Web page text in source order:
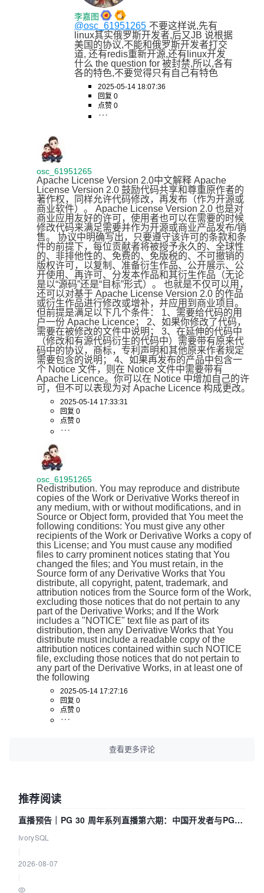
李嘉图
@osc_61951265 不要这样说,先有
linux其实俄罗斯开发者,后又JB 说根据
美国的协议,不能和俄罗斯开发者打交
道, 还有redis重新开源,还有linux开发
什么 the question for 被封禁,所以,各有
各的特色,不要觉得只有自己有特色
2025-05-14 18:07:36
回复 0
点赞 0
osc_61951265
Apache License Version 2.0中文解释 Apache
License Version 2.0 鼓励代码共享和尊重原作者的
著作权，同样允许代码修改，再发布（作为开源或
商业软件）。 Apache License Version 2.0 也是对
商业应用友好的许可，使用者也可以在需要的时候
修改代码来满足需要并作为开源或商业产品发布/销
售。 协议中明确写出，只要遵守该许可的条款和条
件的前提下，每位贡献者将被授予永久的、全球性
的、非排他性的、免费的、免版税的、不可撤销的
版权许可，以复制、准备衍生作品、公开展示、公
开使用、再许可、分发本作品和其衍生作品（无论
是以“源码”还是“目标”形式）。 也就是不仅可以用，
还可以对基于 Apache License Version 2.0 的作品
或衍生作品进行修改或增补，并应用到商业项目。
但前提是满足以下几个条件： 1、需要给代码的用
户一份 Apache Licence； 2、如果你修改了代码，
需要在被修改的文件中说明； 3、在延伸的代码中
（修改和有源代码衍生的代码中）需要带有原来代
码中的协议，商标，专利声明和其他原来作者规定
需要包含的说明； 4、如果再发布的产品中包含一
个 Notice 文件，则在 Notice 文件中需要带有
Apache Licence。你可以在 Notice 中增加自己的许
可，但不可以表现为对 Apache Licence 构成更改。
2025-05-14 17:33:31
回复 0
点赞 0
osc_61951265
Redistribution. You may reproduce and distribute
copies of the Work or Derivative Works thereof in
any medium, with or without modifications, and in
Source or Object form, provided that You meet the
following conditions: You must give any other
recipients of the Work or Derivative Works a copy of
this License; and You must cause any modified
files to carry prominent notices stating that You
changed the files; and You must retain, in the
Source form of any Derivative Works that You
distribute, all copyright, patent, trademark, and
attribution notices from the Source form of the Work,
excluding those notices that do not pertain to any
part of the Derivative Works; and If the Work
includes a "NOTICE" text file as part of its
distribution, then any Derivative Works that You
distribute must include a readable copy of the
attribution notices contained within such NOTICE
file, excluding those notices that do not pertain to
any part of the Derivative Works, in at least one of
the following
2025-05-14 17:27:16
回复 0
点赞 0
查看更多评论
推荐阅读
直播预告｜PG 30 周年系列直播第六期：中国开发者与PG内
核——我们改得动吗？我们贡献了什么？
IvorySQL
2026-08-07